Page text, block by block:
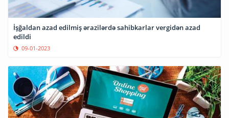
İşğaldan azad edilmiş ərazilərdə sahibkarlar vergidən azad
edildi
09-01-2023